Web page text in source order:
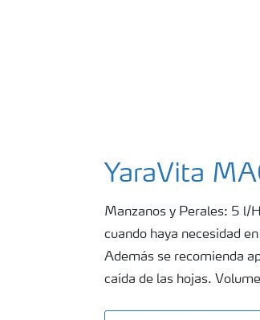
YaraVita
Manzanos y Perales: 5 l/
cuando haya necesidad
Además se recomienda
caída de las hojas.